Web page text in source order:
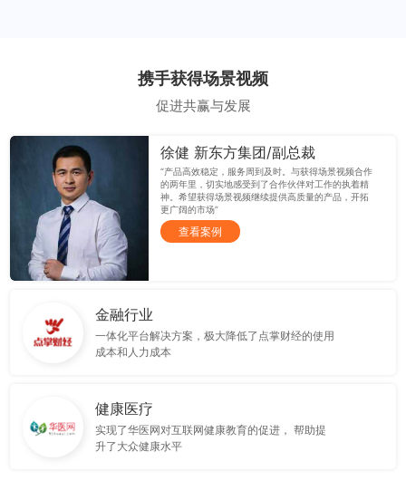
携手获得场景视频
促进共赢与发展
徐健 新东方集团/副总裁
“产品高效稳定，服务周到及时。与获得场景视频合作
的两年里，切实地感受到了合作伙伴对工作的执着精
神。希望获得场景视频继续提供高质量的产品，开拓
更广阔的市场”
查看案例
金融行业
一体化平台解决方案，极大降低了点掌财经的使用
成本和人力成本
健康医疗
实现了华医网对互联网健康教育的促进， 帮助提
升了大众健康水平